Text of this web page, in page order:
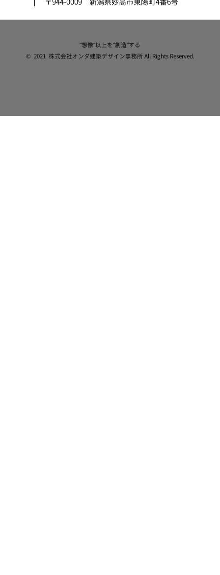
〒944-0009 新潟県妙高市東陽町4番6号
"想像"以上を"創造"する
© 2021 株式会社オンダ建築デザイン事務所 All Rights Reserved.